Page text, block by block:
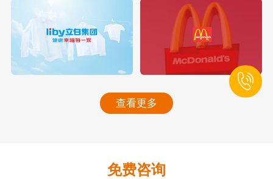
查看更多
免费咨询